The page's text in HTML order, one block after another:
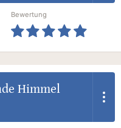
Bewertung
Himmel